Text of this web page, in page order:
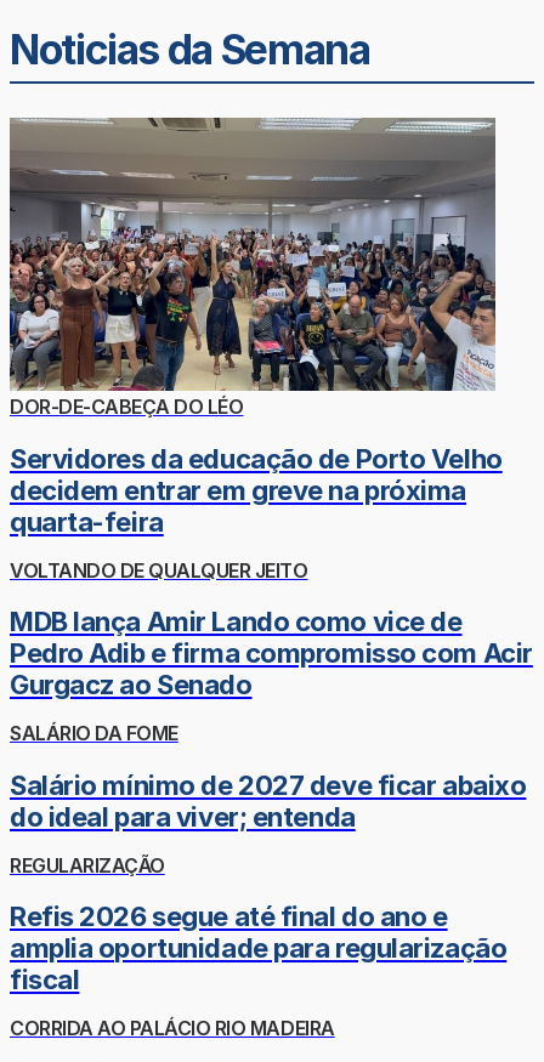
Noticias da Semana
DOR-DE-CABEÇA DO LÉO
Servidores da educação de Porto Velho
decidem entrar em greve na próxima
quarta-feira
VOLTANDO DE QUALQUER JEITO
MDB lança Amir Lando como vice de
Pedro Adib e firma compromisso com Acir
Gurgacz ao Senado
SALÁRIO DA FOME
Salário mínimo de 2027 deve ficar abaixo
do ideal para viver; entenda
REGULARIZAÇÃO
Refis 2026 segue até final do ano e
amplia oportunidade para regularização
fiscal
CORRIDA AO PALÁCIO RIO MADEIRA